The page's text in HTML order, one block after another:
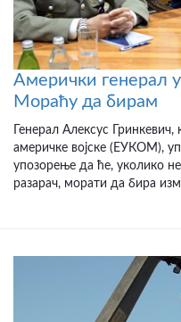
Амерички генерал
Мораћу да бирам
Генерал Алексус
америчке војске (ЕУКОМ),
упозорење да ће, уколико
разарач, морати да бира